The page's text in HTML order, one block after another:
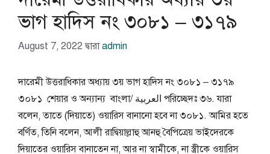
ভাগ হাদিস নং ৩০৮১ – ৩১৭৯
August 7, 2022 দ্বারাadmin
দারেমী উত্তরাধিকার অধ্যায় ৩য় ভাগ হাদিস নং ৩০৮১ – ৩১৭৯
৩০৮১ শেয়ার ও অন্যান্য বাংলা/ العربية পরিচ্ছেদঃ ৩৬. যারা
বলেন, তাতে (দিয়াতে) ওয়ারিস বানানো হবে না ৩০৮১. আমির হতে
বর্ণিত, তিনি বলেন, আলী রাদ্বিয়াল্লাহু আনহু বৈপিত্রেয় ভাইদেরকে
দিয়াতের ওয়ারিস বানাতেন না, আর না স্বামীকে, না স্ত্রীকে ওয়ারিস